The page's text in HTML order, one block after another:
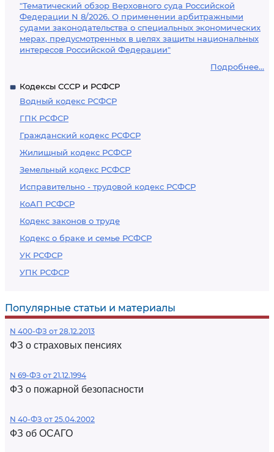
"Тематический обзор Верховного суда Российской
Федерации N 8/2026. О применении арбитражными
судами законодательства о специальных экономических
мерах, предусмотренных в целях защиты национальных
интересов Российской Федерации"
Подробнее...
Кодексы СССР и РСФСР
Водный кодекс РСФСР
ГПК РСФСР
Гражданский кодекс РСФСР
Жилищный кодекс РСФСР
Земельный кодекс РСФСР
Исправительно - трудовой кодекс РСФСР
КоАП РСФСР
Кодекс законов о труде
Кодекс о браке и семье РСФСР
УК РСФСР
УПК РСФСР
Популярные статьи и материалы
N 400-ФЗ от 28.12.2013
ФЗ о страховых пенсиях
N 69-ФЗ от 21.12.1994
ФЗ о пожарной безопасности
N 40-ФЗ от 25.04.2002
ФЗ об ОСАГО